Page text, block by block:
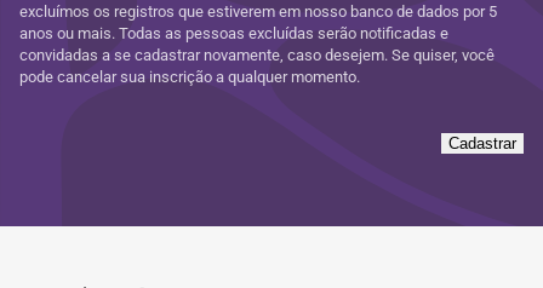
excluímos os registros que estiverem em nosso banco de dados por 5
anos ou mais. Todas as pessoas excluídas serão notificadas e
convidadas a se cadastrar novamente, caso desejem. Se quiser, você
pode cancelar sua inscrição a qualquer momento.
Cadastrar